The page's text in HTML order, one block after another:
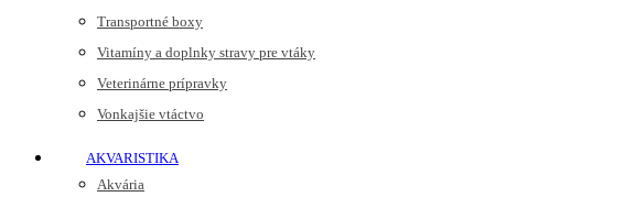
Transportné boxy
Vitamíny a doplnky stravy pre vtáky
Veterinárne prípravky
Vonkajšie vtáctvo
AKVARISTIKA
Akvária